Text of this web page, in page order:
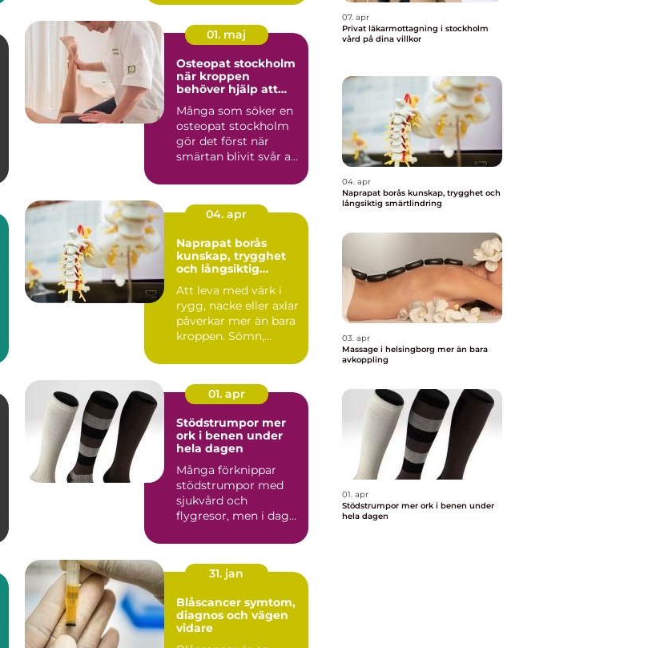
01. maj
Osteopat stockholm
när kroppen
behöver hjälp att
Många som söker en
osteopat stockholm
gör det först när
smärtan blivit svår att
04. apr
Naprapat borås
kunskap, trygghet
och långsiktig
Att leva med värk i
rygg, nacke eller axlar
påverkar mer än bara
kroppen. Sömn,
varda...
01. apr
Stödstrumpor mer
ork i benen under
hela dagen
Många förknippar
stödstrumpor med
sjukvård och
flygresor, men i dag
kontoret, ...
31. jan
Blåscancer symtom,
diagnos och vägen
vidare
07. apr
Privat läkarmottagning i stockholm
vård på dina villkor
04. apr
Naprapat borås kunskap, trygghet och
långsiktig smärtlindring
03. apr
Massage i helsingborg mer än bara
avkoppling
01. apr
Stödstrumpor mer ork i benen under
hela dagen